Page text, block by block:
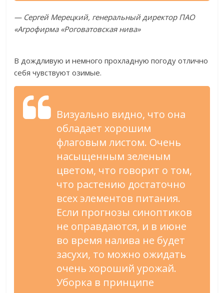
— Сергей Мерецкий, генеральный директор ПАО
«Агрофирма «Роговатовская нива»
В дождливую и немного прохладную погоду отлично
себя чувствуют озимые.
Визуально видно, что она
обладает хорошим
флаговым листом. Очень
насыщенным зеленым
цветом, что говорит о том,
что растению достаточно
всех элементов питания.
Если прогнозы синоптиков
не оправдаются, и в июне
во время налива не будет
засухи, то можно ожидать
очень хороший урожай.
Уборка в принципе